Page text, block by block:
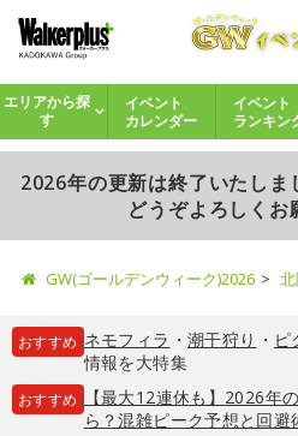
エリアから探
す
イベント
カレンダー
イベント
ランキン
2026年の更新は終了いたしま
どうぞよろしくお
GW(ゴールデンウィーク)2026
おすすめ ネモフィラ ・ 潮干狩り ・ ピ
情報を大特集
おすすめ
【最大12連休も】2026年
ら？混雑ピーク予想と回避